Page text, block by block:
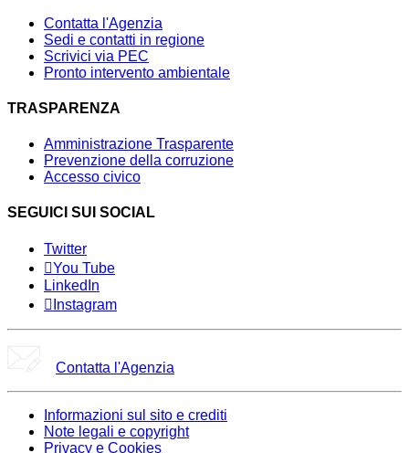
Contatta l'Agenzia
Sedi e contatti in regione
Scrivici via PEC
Pronto intervento ambientale
TRASPARENZA
Amministrazione Trasparente
Prevenzione della corruzione
Accesso civico
SEGUICI SUI SOCIAL
Twitter
You Tube
LinkedIn
Instagram
Contatta l'Agenzia
Informazioni sul sito e crediti
Note legali e copyright
Privacy e Cookies